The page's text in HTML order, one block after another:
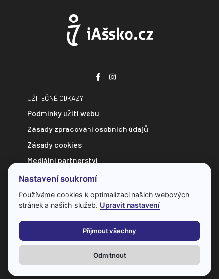
UŽITEČNÉ ODKAZY
Podmínky užití webu
Zásady zpracování osobních údajů
Zásady cookies
Mediální partnerství
Zpravodajství do e-mailu
Kontakt
předchozí dohody s provozovatelem ho nelze jakkoliv
Nastavení soukromí
Používáme cookies k optimalizaci našich webových
stránek a našich služeb. Upravit nastavení
Příjmout všechny
Odmítnout